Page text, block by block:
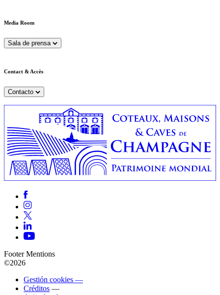
Media Room
Sala de prensa
Contact & Accès
Contacto
Footer Mentions
©2026
Gestión cookies —
Créditos —